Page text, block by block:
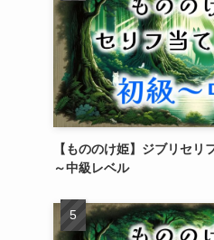
【もののけ姫】ジブリセ
～中級レベル